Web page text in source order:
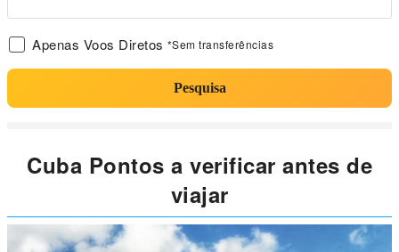
Apenas Voos Diretos *Sem transferências
Pesquisa
Cuba Pontos a verificar antes de
viajar